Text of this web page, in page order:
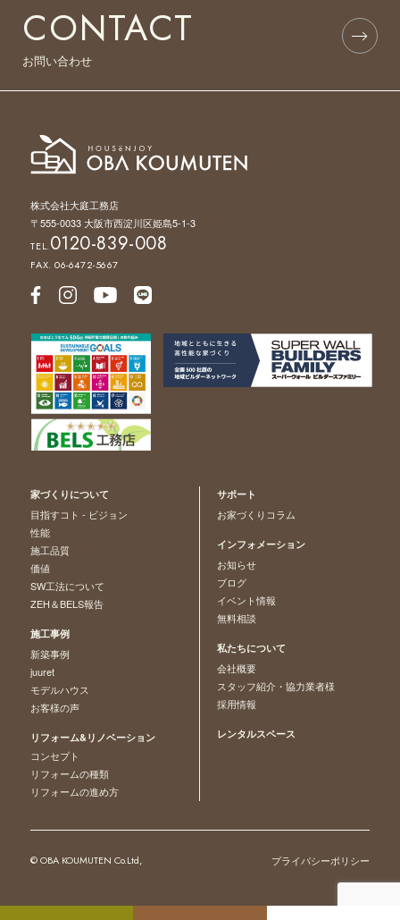
CONTACT
お問い合わせ
株式会社大庭工務店
〒555-0033 大阪市西淀川区姫島5-1-3
TEL.0120-839-008
FAX. 06-6472-5667
家づくりについて
目指すコト - ビジョン
性能
施工品質
価値
SW工法について
ZEH＆BELS報告
施工事例
新築事例
juuret
モデルハウス
お客様の声
リフォーム&リノベーション
コンセプト
リフォームの種類
リフォームの進め方
サポート
お家づくりコラム
インフォメーション
お知らせ
ブログ
イベント情報
無料相談
私たちについて
会社概要
スタッフ紹介・協力業者様
採用情報
レンタルスペース
© OBA KOUMUTEN Co.Ltd, プライバシーポリシー